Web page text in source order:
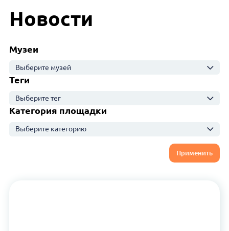
Новости
Музеи
Выберите музей
Теги
Выберите тег
Категория площадки
Выберите категорию
Применить